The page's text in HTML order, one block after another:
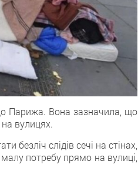
Парижа. Вона зазначила, що
вулицях.
слідів сечі на стінах,
потребу прямо на вулиці,